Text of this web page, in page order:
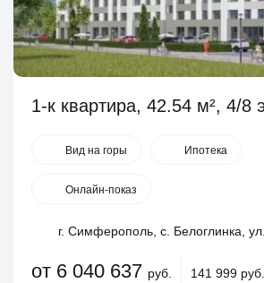
1-к квартира, 42.54 м², 4/8
Вид на горы Ипотека
Онлайн-показ
г. Симферополь, с. Белоглинка,
от 6 040 637 руб. 141 999